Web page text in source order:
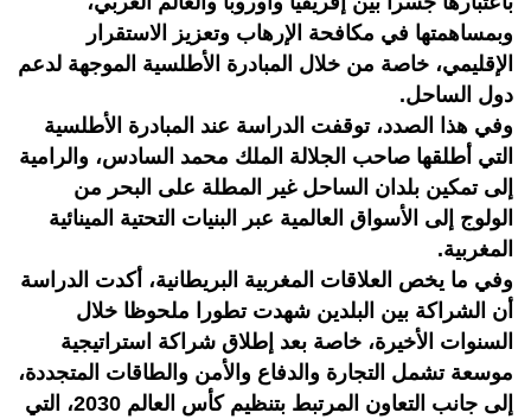
وبمساهمتها في مكافحة الإرهاب وتعزيز الاستقرار
الإقليمي، خاصة من خلال المبادرة الأطلسية الموجهة لدعم
دول الساحل.
وفي هذا الصدد، توقفت الدراسة عند المبادرة الأطلسية
التي أطلقها صاحب الجلالة الملك محمد السادس، والرامية
إلى تمكين بلدان الساحل غير المطلة على البحر من
الولوج إلى الأسواق العالمية عبر البنيات التحتية المينائية
المغربية.
وفي ما يخص العلاقات المغربية البريطانية، أكدت الدراسة
أن الشراكة بين البلدين شهدت تطورا ملحوظا خلال
السنوات الأخيرة، خاصة بعد إطلاق شراكة استراتيجية
موسعة تشمل التجارة والدفاع والأمن والطاقات المتجددة،
إلى جانب التعاون المرتبط بتنظيم كأس العالم 2030، التي